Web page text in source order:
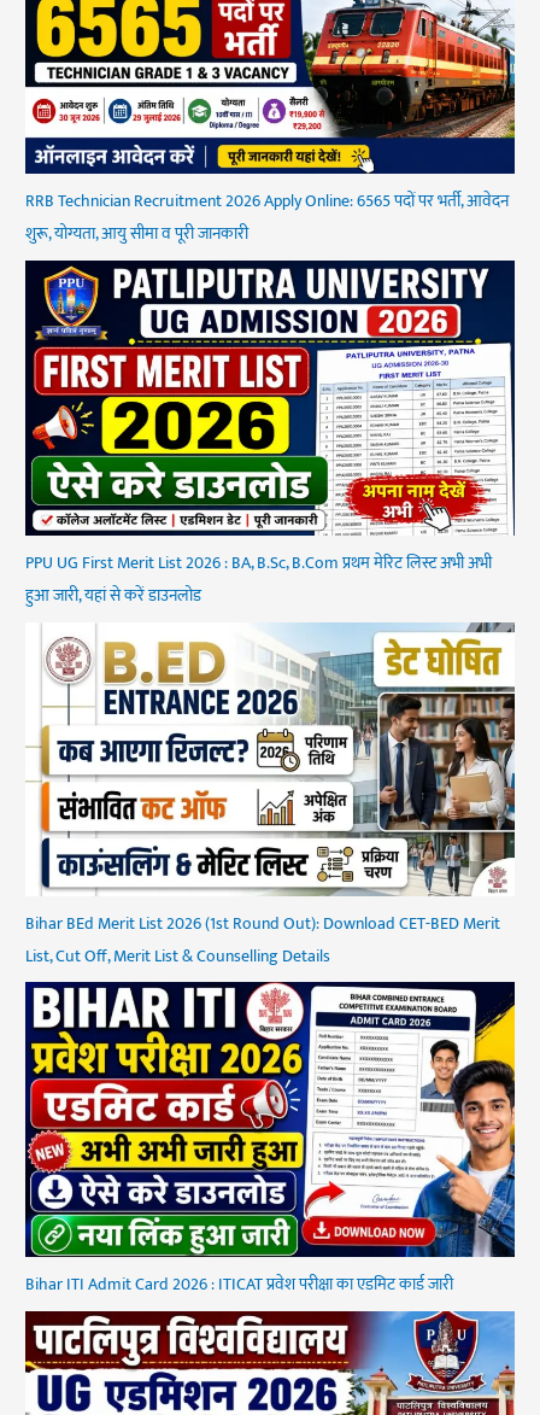
RRB Technician Recruitment 2026 Apply Online: 6565 पदों पर भर्ती, आवेदन
शुरू, योग्यता, आयु सीमा व पूरी जानकारी
PPU UG First Merit List 2026 : BA, B.Sc, B.Com प्रथम मेरिट लिस्ट अभी अभी
हुआ जारी, यहां से करें डाउनलोड
Bihar BEd Merit List 2026 (1st Round Out): Download CET-BED Merit
List, Cut Off, Merit List & Counselling Details
Bihar ITI Admit Card 2026 : ITICAT प्रवेश परीक्षा का एडमिट कार्ड जारी